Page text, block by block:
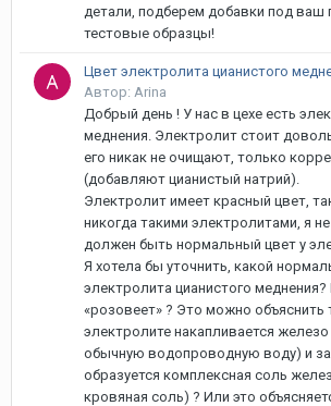
детали, подберем добавки под
тестовые образцы!
Цвет электролита цианистого
Автор: Arina
Добрый день ! У нас в цехе есть
меднения. Электролит стоит
его никак не очищают, только
(добавляют цианистый натрий).
Электролит имеет красный цвет,
никогда такими электролитами, я
должен быть нормальный цвет у
Я хотела бы уточнить, какой
электролита цианистого
«розовеет» ? Это можно объяснить
электролите накапливается
обычную водопроводную воду) и за
образуется комплексная соль
кровяная соль) ? Или это